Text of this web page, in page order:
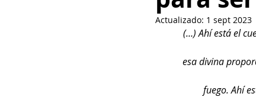
Actualizado: 1 sept 2023
(…) Ahí está el
esa divina
fuego. Ahí